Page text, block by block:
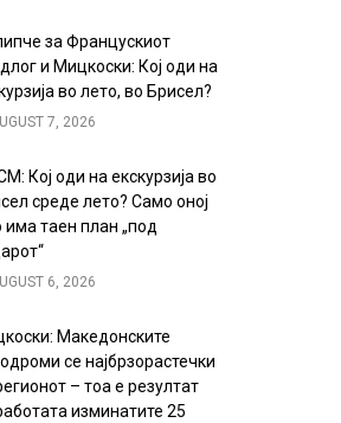
за Францускиот
и Мицкоски: Кој оди на
во лето, во Брисел?
7, 2026
Кој оди на екскурзија во
среде лето? Само оној
има таен план „под
6, 2026
Македонските
се најбрзорастечки
– тоа е резултат
изминатите 25